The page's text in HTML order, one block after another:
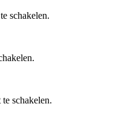
schakelen.
schakelen.